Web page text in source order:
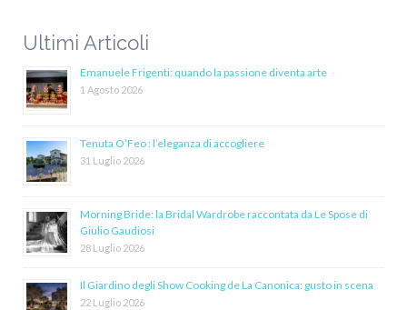
Ultimi Articoli
Emanuele Frigenti: quando la passione diventa arte
1 Agosto 2026
Tenuta O’Feo : l’eleganza di accogliere
31 Luglio 2026
Morning Bride: la Bridal Wardrobe raccontata da Le Spose di
Giulio Gaudiosi
28 Luglio 2026
Il Giardino degli Show Cooking de La Canonica: gusto in scena
22 Luglio 2026